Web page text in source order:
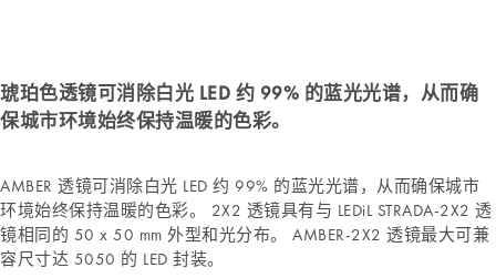
琥珀色透镜可消除白光 LED 约 99% 的蓝光光谱，从而确
保城市环境始终保持温暖的色彩。
AMBER 透镜可消除白光 LED 约 99% 的蓝光光谱，从而确保城市
环境始终保持温暖的色彩。 2X2 透镜具有与 LEDiL STRADA-2X2 透
镜相同的 50 x 50 mm 外型和光分布。 AMBER-2X2 透镜最大可兼
容尺寸达 5050 的 LED 封装。